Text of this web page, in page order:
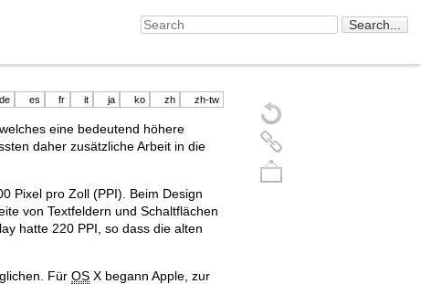
de es fr it ja ko zh zh-tw
eine bedeutend höhere
daher zusätzliche Arbeit in die
Pixel pro Zoll (PPI). Beim Design
von Textfeldern und Schaltflächen
hatte 220 PPI, so dass die alten
Für OS X begann Apple, zur